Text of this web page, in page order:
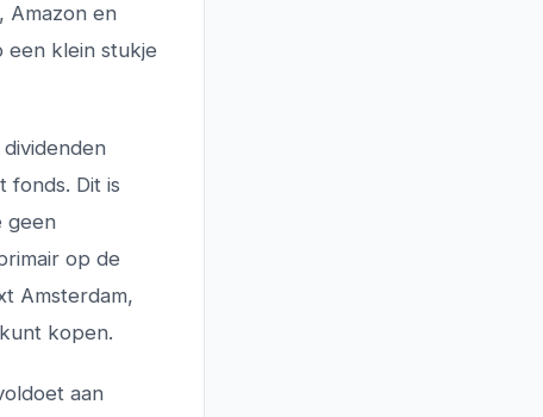
Amazon en
een klein stukje
fonds. Dit is
geen
op de
Amsterdam,
kopen.
aan